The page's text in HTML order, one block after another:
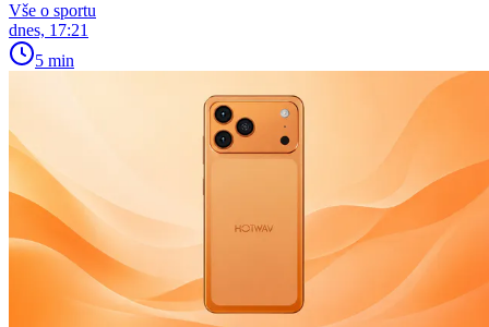
Vše o sportu
dnes, 17:21
5 min